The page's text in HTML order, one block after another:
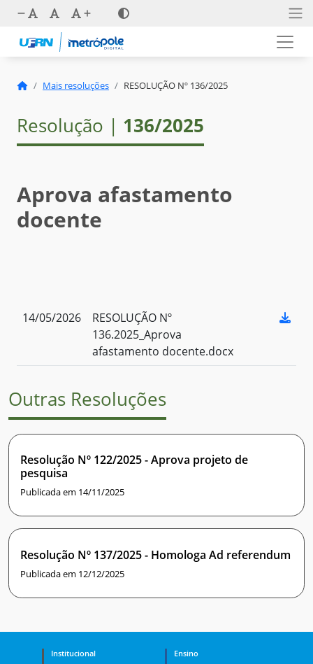
Mais resoluções RESOLUÇÃO Nº 136/2025
Resolução | 136/2025
Aprova afastamento
docente
14/05/2026
RESOLUÇÃO Nº
136.2025_Aprova
afastamento docente.docx
Outras Resoluções
Resolução Nº 122/2025 - Aprova projeto de
pesquisa
Publicada em 14/11/2025
Resolução Nº 137/2025 - Homologa Ad referendum
Publicada em 12/12/2025
Institucional
Ensino